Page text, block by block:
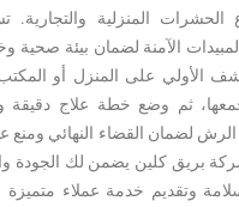
الحشرات المنزلية
الآمنة لضمان بيئة صحية
الأولي على المنزل أو
ثم وضع خطة علاج دقيقة
الرش لضمان القضاء النهائي
بريق كلين يضمن لك الجودة
وتقديم خدمة عملاء